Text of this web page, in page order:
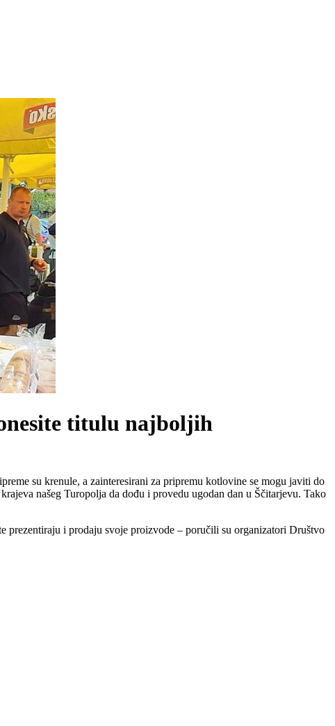
titulu najboljih
su krenule, a zainteresirani za pripremu kotlovine se mogu javiti do
našeg Turopolja da dođu i provedu ugodan dan u Ščitarjevu. Tako
prezentiraju i prodaju svoje proizvode – poručili su organizatori Društvo